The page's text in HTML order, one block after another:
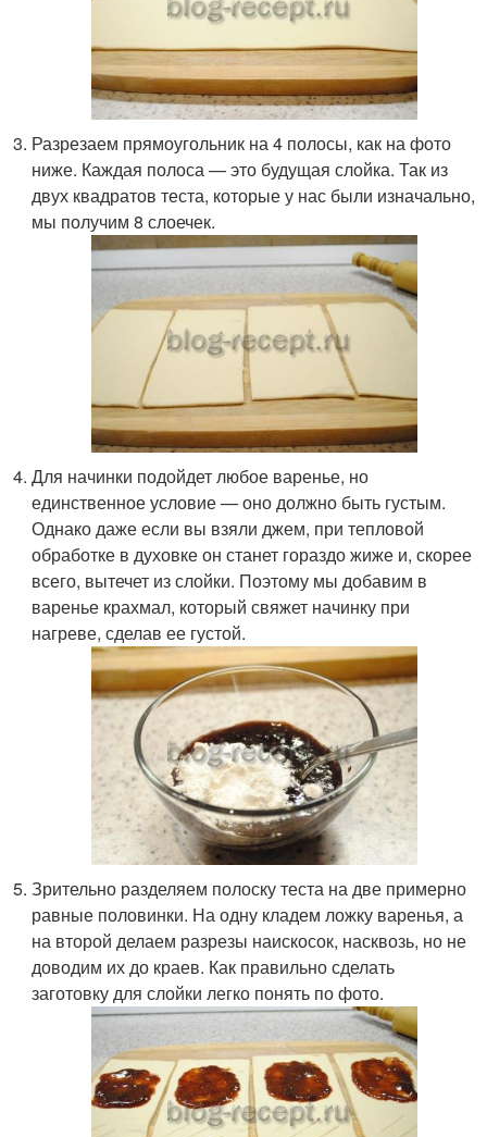
Разрезаем прямоугольник на 4 полосы, как на фото
ниже. Каждая полоса — это будущая слойка. Так из
двух квадратов теста, которые у нас были изначально,
мы получим 8 слоечек.
Для начинки подойдет любое варенье, но
единственное условие — оно должно быть густым.
Однако даже если вы взяли джем, при тепловой
обработке в духовке он станет гораздо жиже и, скорее
всего, вытечет из слойки. Поэтому мы добавим в
варенье крахмал, который свяжет начинку при
нагреве, сделав ее густой.
Зрительно разделяем полоску теста на две примерно
равные половинки. На одну кладем ложку варенья, а
на второй делаем разрезы наискосок, насквозь, но не
доводим их до краев. Как правильно сделать
заготовку для слойки легко понять по фото.